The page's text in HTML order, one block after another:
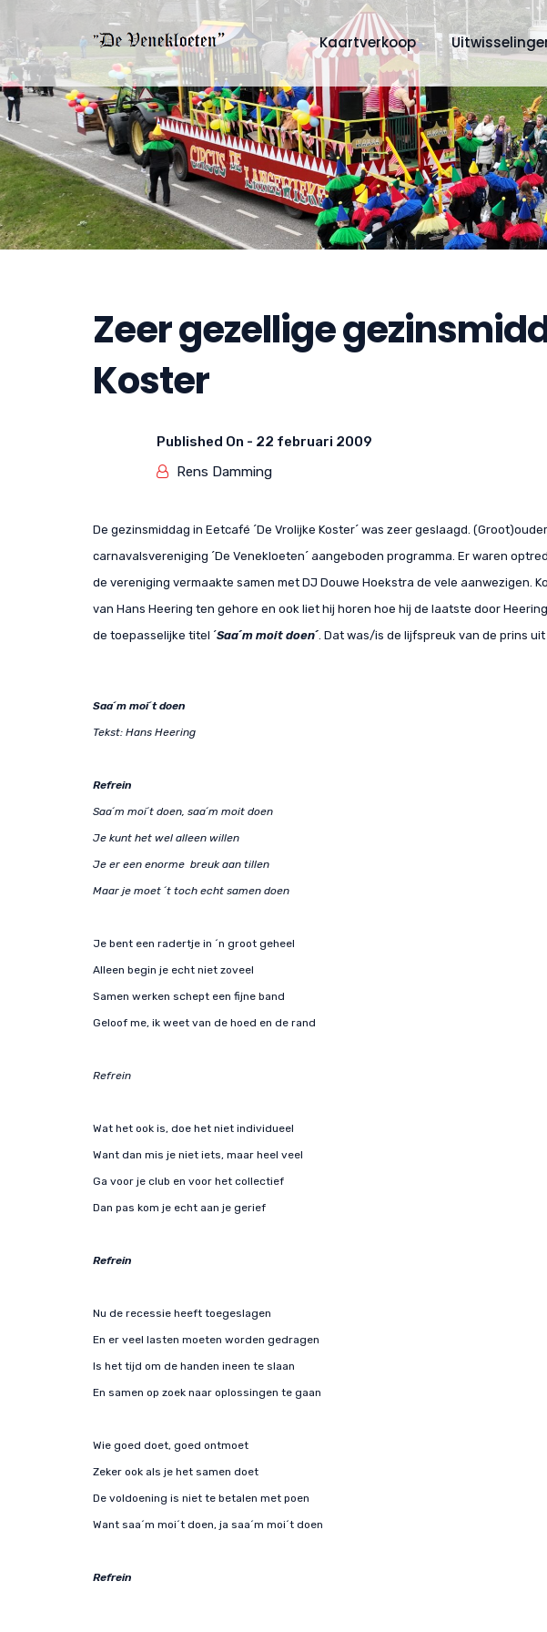
Kaartverkoop
Zeer gezellige
Koster
Published On - 22 februari 2009
Rens Damming
De gezinsmiddag in Eetcafé ´De Vrolijke Koster´ was zeer geslaagd.
carnavalsvereniging ´De Venekloeten´ aangeboden programma. Er waren
de vereniging vermaakte samen met DJ Douwe Hoekstra de vele aanwezigen.
van Hans Heering ten gehore en ook liet hij horen hoe hij de laatste door
de toepasselijke titel ´Saa´m moit doen´. Dat was/is de lijfspreuk van de prins
Saa´m moi´t doen
Tekst: Hans Heering
Refrein
Saa´m moi´t doen, saa´m moit doen
Je kunt het wel alleen willen
Je er een enorme breuk aan tillen
Maar je moet ´t toch echt samen doen
Je bent een radertje in ´n groot geheel
Alleen begin je echt niet zoveel
Samen werken schept een fijne band
Geloof me, ik weet van de hoed en de rand
Refrein
Wat het ook is, doe het niet individueel
Want dan mis je niet iets, maar heel veel
Ga voor je club en voor het collectief
Dan pas kom je echt aan je gerief
Refrein
Nu de recessie heeft toegeslagen
En er veel lasten moeten worden gedragen
Is het tijd om de handen ineen te slaan
En samen op zoek naar oplossingen te gaan
Wie goed doet, goed ontmoet
Zeker ook als je het samen doet
De voldoening is niet te betalen met poen
Want saa´m moi´t doen, ja saa´m moi´t doen
Refrein